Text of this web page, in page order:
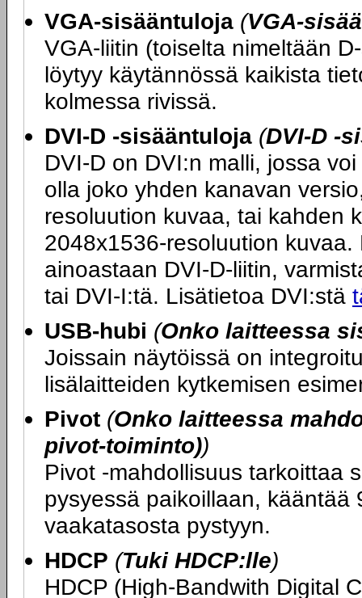
VGA-sisääntuloja (VGA-
VGA-liitin (toiselta nimeltään
löytyy käytännössä kaikista
kolmessa rivissä.
DVI-D -sisääntuloja (DVI-D -
DVI-D on DVI:n malli, jossa
olla joko yhden kanavan
resoluution kuvaa, tai kahden
2048x1536-resoluution
ainoastaan DVI-D-liitin,
tai DVI-I:tä. Lisätietoa DVI:stä
USB-hubi (Onko laitteessa
Joissain näytöissä on
lisälaitteiden kytkemisen
Pivot (Onko laitteessa
pivot-toiminto))
Pivot -mahdollisuus tarkoittaa
pysyessä paikoillaan,
vaakatasosta pystyyn.
HDCP (Tuki HDCP:lle)
HDCP (High-Bandwith Digital